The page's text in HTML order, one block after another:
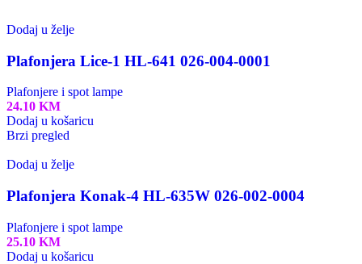
Dodaj u želje
Plafonjera Lice-1 HL-641 026-004-0001
Plafonjere i spot lampe
24.10 KM
Dodaj u košaricu
Brzi pregled
Dodaj u želje
Plafonjera Konak-4 HL-635W 026-002-0004
Plafonjere i spot lampe
25.10 KM
Dodaj u košaricu